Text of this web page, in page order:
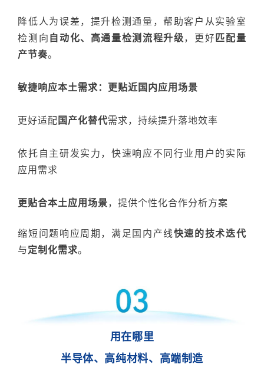
降低人为误差，提升检测通量，帮助客户从实验室
检测向自动化、高通量检测流程升级，更好匹配量
产节奏。
敏捷响应本土需求： 更贴近国内应用场景
更好适配国产化替代需求，持续提升落地效率
依托自主研发实力，快速响应不同行业用户的实际
应用需求
更贴合本土应用场景，提供个性化合作分析方案
缩短问题响应周期，满足国内产线快速的技术迭代
与定制化需求。
用在哪里
半导体、高纯材料、高端制造